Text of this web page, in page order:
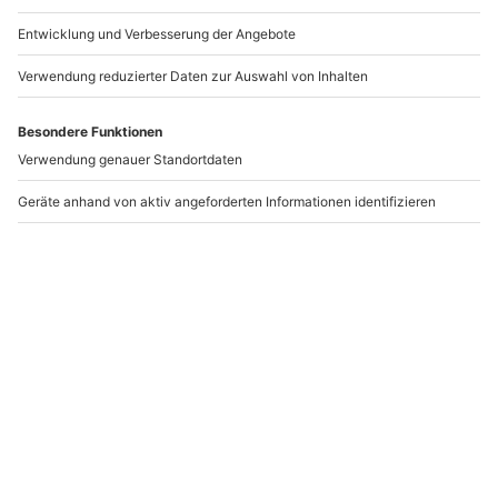
Der Natur ganz nahe kommen in der
Sächsischen Schweiz